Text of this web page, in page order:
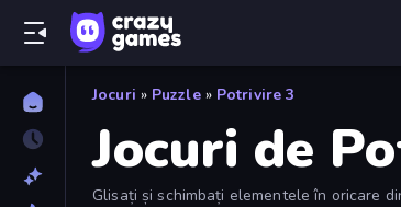
Jocuri » Puzzle » Potrivire 3
Jocuri de
Glisați și schimbați elementele în oricare